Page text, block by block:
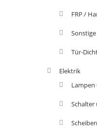
FRP /
Tür-
Elektrik